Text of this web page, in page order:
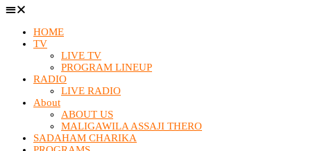
HOME
TV
LIVE TV
PROGRAM LINEUP
RADIO
LIVE RADIO
About
ABOUT US
MALIGAWILA ASSAJI THERO
SADAHAM CHARIKA